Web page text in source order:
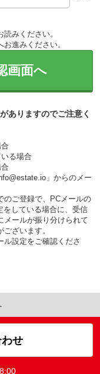
読みください。
進みください。
画面へ
ありますのでご注意く
る場合
」からのメー
ご登録で、PCメールの
をしている場合に、受信
メールが振り分けられて
ざいます。
ル設定をご確認くださ
せ